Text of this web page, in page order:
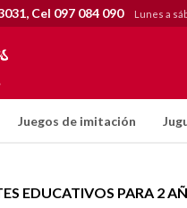
Juegos de imitación
Cel 097 084 090 Lunes a
EDUCATIVOS PARA 2